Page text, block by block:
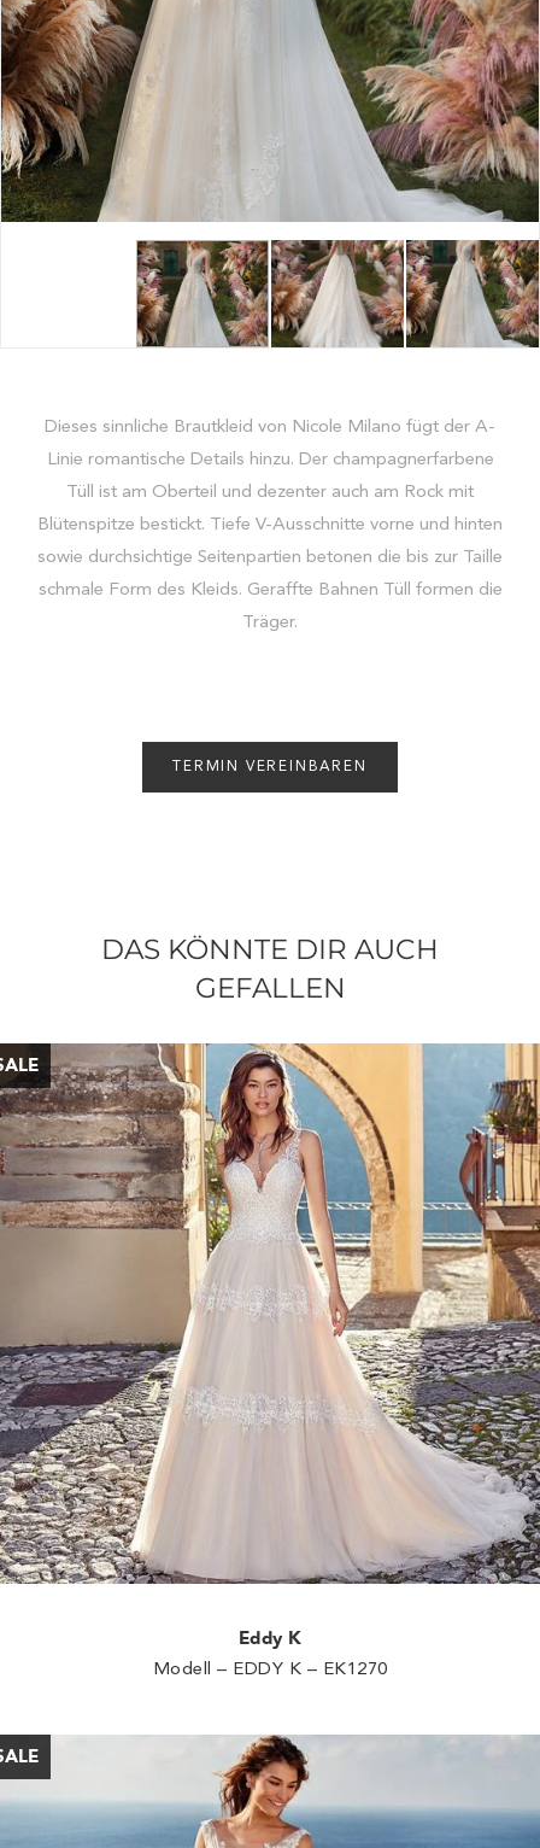
Dieses sinnliche Brautkleid von Nicole Milano fügt der A-
Linie romantische Details hinzu. Der champagnerfarbene
Tüll ist am Oberteil und dezenter auch am Rock mit
Blütenspitze bestickt. Tiefe V-Ausschnitte vorne und hinten
sowie durchsichtige Seitenpartien betonen die bis zur Taille
schmale Form des Kleids. Geraffte Bahnen Tüll formen die
Träger.
TERMIN VEREINBAREN
DAS KÖNNTE DIR AUCH
GEFALLEN
Eddy K
Modell – EDDY K – EK1270